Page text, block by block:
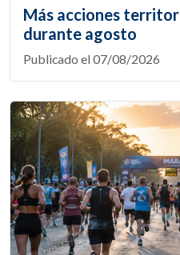
Más acciones
durante agosto
Publicado el 07/08/2026